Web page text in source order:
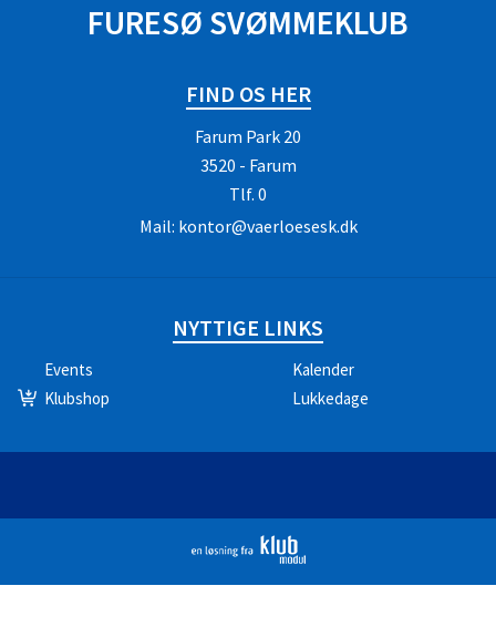
FURESØ SVØMMEKLUB
FIND OS HER
Farum Park 20
3520 - Farum
Tlf. 0
Mail: kontor@vaerloesesk.dk
NYTTIGE LINKS
Events
Kalender
Klubshop
Lukkedage